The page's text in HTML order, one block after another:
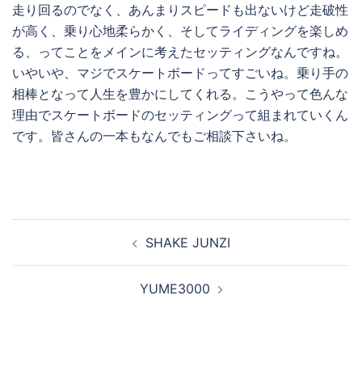
走り回るのでなく、あんまりスピードも出ないけど走破性
が高く、乗り心地柔らかく、そしてライディングを楽しめ
る、ってことをメインに考えたセッティングなんですね。
いやいや、マジでスケートボードってすごいね。乗り手の
相棒となって人生を豊かにしてくれる。こうやって色んな
理由でスケートボードのセッティングって組まれていくん
です。皆さんの一本もなんでもご相談下さいね。
ナ
SHAKE JUNZI
YUME3000